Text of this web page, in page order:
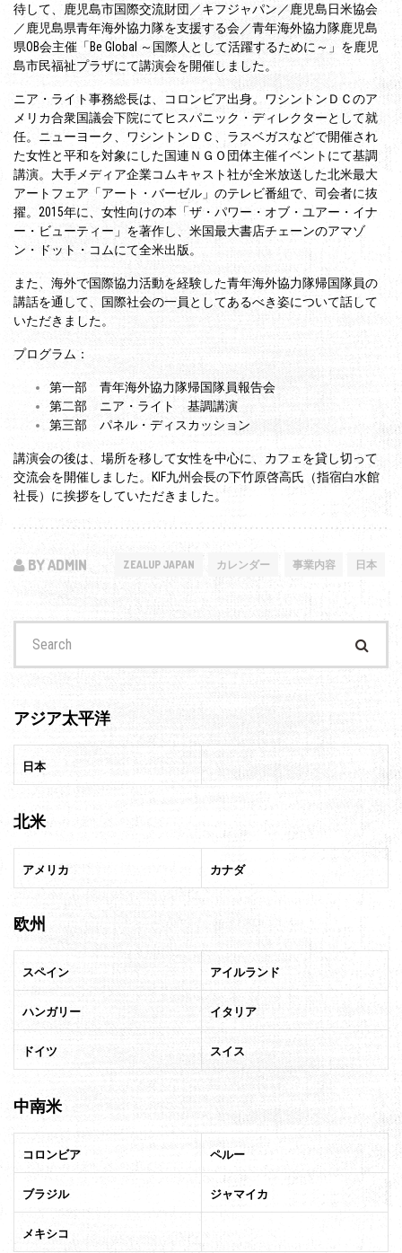
待して、鹿児島市国際交流財団／キフジャパン／鹿児島日米協会
／鹿児島県青年海外協力隊を支援する会／青年海外協力隊鹿児島
県OB会主催「Be Global ～国際人として活躍するために～」を鹿児
島市民福祉プラザにて講演会を開催しました。
ニア・ライト事務総長は、コロンビア出身。ワシントンＤＣのア
メリカ合衆国議会下院にてヒスパニック・ディレクターとして就
任。ニューヨーク、ワシントンＤＣ、ラスベガスなどで開催され
た女性と平和を対象にした国連ＮＧＯ団体主催イベントにて基調
講演。大手メディア企業コムキャスト社が全米放送した北米最大
アートフェア「アート・バーゼル」のテレビ番組で、司会者に抜
擢。2015年に、女性向けの本「ザ・パワー・オブ・ユアー・イナ
ー・ビューティー」を著作し、米国最大書店チェーンのアマゾ
ン・ドット・コムにて全米出版。
また、海外で国際協力活動を経験した青年海外協力隊帰国隊員の
講話を通して、国際社会の一員としてあるべき姿について話して
いただきました。
プログラム：
第一部 青年海外協力隊帰国隊員報告会
第二部 ニア・ライト 基調講演
第三部 パネル・ディスカッション
講演会の後は、場所を移して女性を中心に、カフェを貸し切って
交流会を開催しました。KIF九州会長の下竹原啓高氏（指宿白水館
社長）に挨拶をしていただきました。
BY ADMIN ZEALUP JAPAN カレンダー 事業内容 日本
アジア太平洋
日本
北米
アメリカ カナダ
欧州
スペイン アイルランド
ハンガリー イタリア
ドイツ スイス
中南米
コロンビア ペルー
ブラジル ジャマイカ
メキシコ